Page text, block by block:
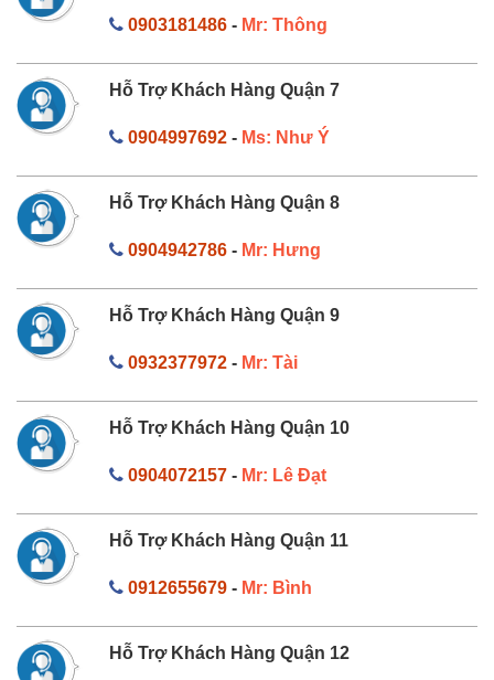
0903181486- Mr: Thông
Hỗ Trợ Khách Hàng Quận 7
0904997692- Ms: Như Ý
Hỗ Trợ Khách Hàng Quận 8
0904942786- Mr: Hưng
Hỗ Trợ Khách Hàng Quận 9
0932377972- Mr: Tài
Hỗ Trợ Khách Hàng Quận 10
0904072157- Mr: Lê Đạt
Hỗ Trợ Khách Hàng Quận 11
0912655679- Mr: Bình
Hỗ Trợ Khách Hàng Quận 12